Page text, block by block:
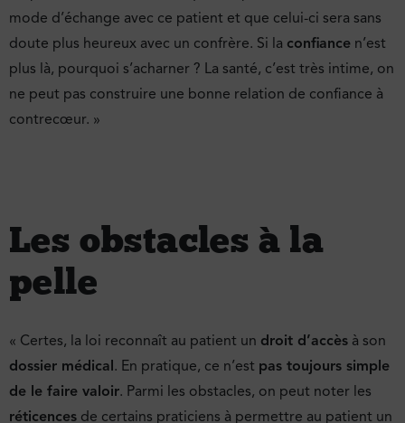
mode d’échange avec ce patient et que celui-ci sera sans
doute plus heureux avec un confrère. Si la confiance n’est
plus là, pourquoi s’acharner ? La santé, c’est très intime, on
ne peut pas construire une bonne relation de confiance à
contrecœur. »
Les obstacles à la
pelle
« Certes, la loi reconnaît au patient un droit d’accès à son
dossier médical. En pratique, ce n’est pas toujours simple
de le faire valoir. Parmi les obstacles, on peut noter les
réticences de certains praticiens à permettre au patient un